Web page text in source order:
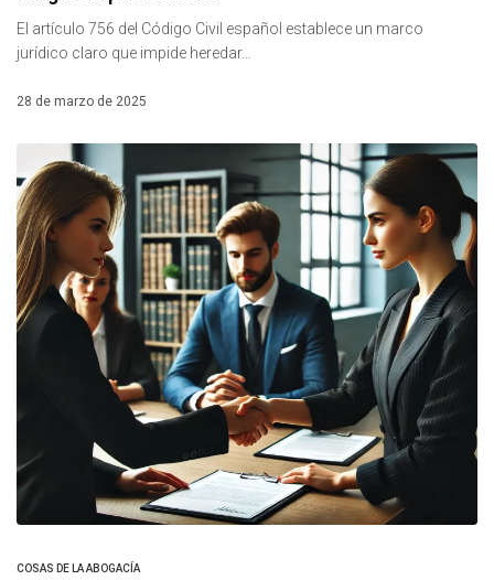
El artículo 756 del Código Civil español establece un marco
jurídico claro que impide heredar…
28 de marzo de 2025
COSAS DE LA ABOGACÍA